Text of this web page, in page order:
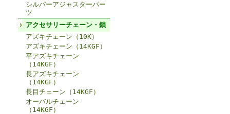
シルバーアジャスターパー
ツ
アクセサリーチェーン・鎖
アズキチェーン（10K）
アズキチェーン（14KGF）
平アズキチェーン
（14KGF）
長アズキチェーン
（14KGF）
長目チェーン（14KGF）
オーバルチェーン
（14KGF）